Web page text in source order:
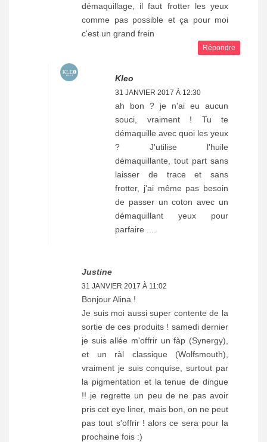
démaquillage, il faut frotter les yeux
comme pas possible et ça pour moi
c'est un grand frein
Répondre
Kleo
31 JANVIER 2017 À 12:30
ah bon ? je n'ai eu aucun
souci, vraiment ! Tu te
démaquille avec quoi les yeux
? J'utilise l'huile
démaquillante, tout part sans
laisser de trace et sans
frotter, j'ai même pas besoin
de passer un coton avec un
démaquillant yeux pour
parfaire ....
Justine
31 JANVIER 2017 À 11:02
Bonjour Alina !
Je suis moi aussi super contente de la
sortie de ces produits ! samedi dernier
je suis allée m'offrir un fàp (Synergy),
et un ràl classique (Wolfsmouth),
vraiment je suis conquise, surtout par
la pigmentation et la tenue de dingue
!! je regrette un peu de ne pas avoir
pris cet eye liner, mais bon, on ne peut
pas tout s'offrir ! alors ce sera pour la
prochaine fois :)